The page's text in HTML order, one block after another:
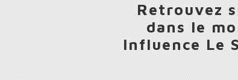
Retrouvez
dans le
Influence Le